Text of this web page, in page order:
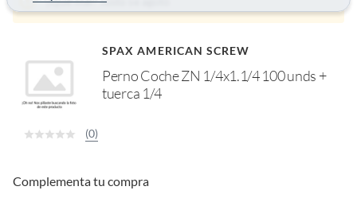
r
o
r
SPAX AMERICAN SCREW
Perno Coche ZN 1/4x1.1/4 100 unds +
tuerca 1/4
(0)
Complementa tu compra